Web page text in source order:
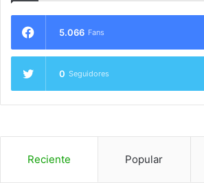
5.066 Fans
0 Seguidores
Reciente Popular